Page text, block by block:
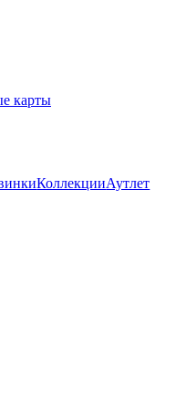
карты
КоллекцииАутлет